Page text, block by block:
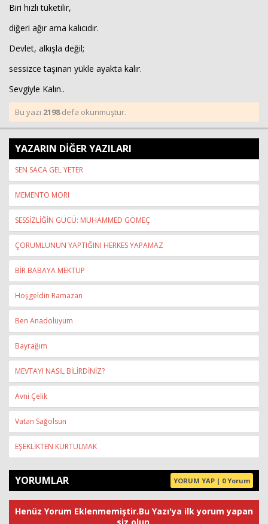
Biri hızlı tüketilir,
diğeri ağır ama kalıcıdır.
Devlet, alkışla değil;
sessizce taşınan yükle ayakta kalır.
Sevgiyle Kalın..
Bu yazı 2198defa okunmuştur.
YAZARIN DİĞER YAZILARI
SEN SACA GEL YETER
MEMENTO MORI
SESSİZLİĞİN GÜCÜ: MUHAMMED GÖMEÇ
ÇORUMLUNUN YAPTIĞINI HERKES YAPAMAZ
BİR BABAYA MEKTUP
Hoşgeldin Ramazan
Ben Anadoluyum
Bayrağım
MEVTAYI NASIL BİLİRDİNİZ?
Avni Çelik
Vatan Sağolsun
EŞEKLİKTEN KURTULMAK
YORUMLAR YORUM YAP | 0 Yorum
Henüz Yorum Eklenmemiştir.Bu Yazı'ya ilk yorum yapan